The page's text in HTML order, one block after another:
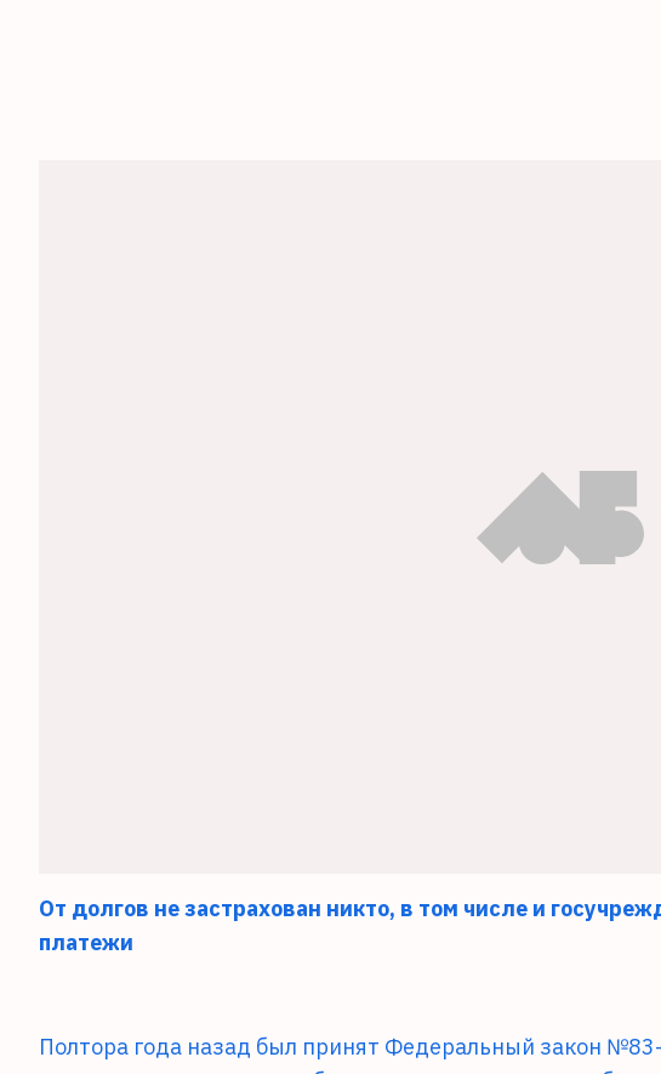
От долгов не застрахован никто, в том числе и
платежи
Полтора года назад был принят Федеральный закон